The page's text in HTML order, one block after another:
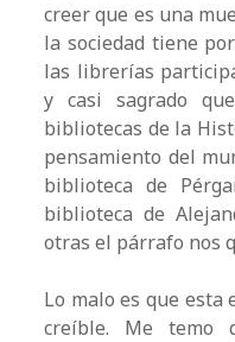
creer que es una
la sociedad tiene
las librerías
y casi sagrado
bibliotecas de la
pensamiento del
biblioteca de
biblioteca de
otras el párrafo nos
Lo malo es que esta
creíble. Me temo